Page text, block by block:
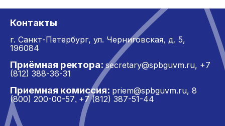
Контакты
г. Санкт-Петербург, ул. Черниговская, д. 5,
196084
Приёмная ректора: secretary@spbguvm.ru, +7
(812) 388-36-31
Приемная комиссия: priem@spbguvm.ru, 8
(800) 200-00-57, +7 (812) 387-51-44